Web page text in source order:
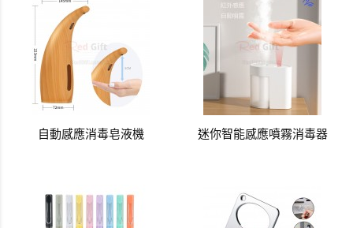
自動感應消毒皂液機 迷你智能感應噴霧消毒器